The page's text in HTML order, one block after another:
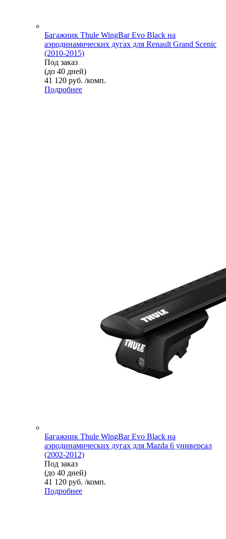
Багажник Thule WingBar Evo Black на
аэродинамических дугах для Renault Grand Scenic
(2010-2015)
Под заказ
(до 40 дней)
41 120 руб. /комп.
Подробнее
Багажник Thule WingBar Evo Black на
аэродинамических дугах для Mazda 6 универсал
(2002-2012)
Под заказ
(до 40 дней)
41 120 руб. /комп.
Подробнее